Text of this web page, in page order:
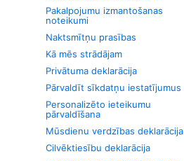
Pakalpojumu izmantošanas
noteikumi
Naktsmītņu prasības
Kā mēs strādājam
Privātuma deklarācija
Pārvaldīt sīkdatņu iestatījumus
Personalizēto ieteikumu
pārvaldīšana
Mūsdienu verdzības deklarācija
Cilvēktiesību deklarācija